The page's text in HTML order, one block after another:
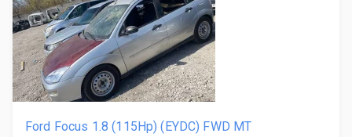
Ford Focus 1.8 (115Hp) (EYDC) FWD MT